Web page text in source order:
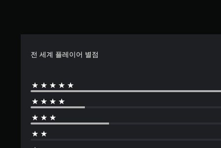
전 세계 플레이어 별점